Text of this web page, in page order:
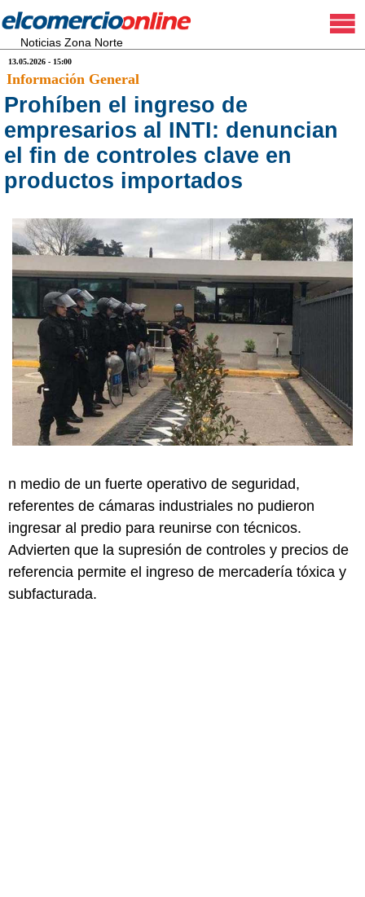
Noticias Zona Norte
13.05.2026 - 15:00
Información General
Prohíben el ingreso de
empresarios al INTI: denuncian
el fin de controles clave en
productos importados
n medio de un fuerte operativo de seguridad,
referentes de cámaras industriales no pudieron
ingresar al predio para reunirse con técnicos.
Advierten que la supresión de controles y precios de
referencia permite el ingreso de mercadería tóxica y
subfacturada.